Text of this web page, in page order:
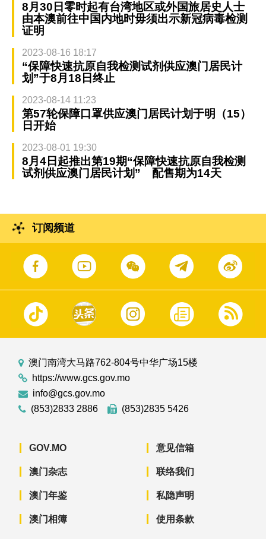
8月30日零时起有台湾地区或外国旅居史人士
由本澳前往中国内地时毋须出示新冠病毒检测
证明
2023-08-16 18:17
“保障快速抗原自我检测试剂供应澳门居民计
划”于8月18日终止
2023-08-14 11:23
第57轮保障口罩供应澳门居民计划于明（15）
日开始
2023-08-01 19:30
8月4日起推出第19期“保障快速抗原自我检测
试剂供应澳门居民计划” 配售期为14天
订阅频道
澳门南湾大马路762-804号中华广场15楼
https://www.gcs.gov.mo
info@gcs.gov.mo
(853)2833 2886
(853)2835 5426
GOV.MO
澳门杂志
澳门年鉴
澳门相簿
意见信箱
联络我们
私隐声明
使用条款